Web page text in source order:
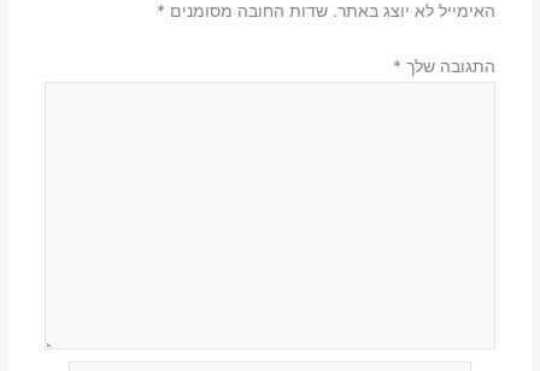
האימייל לא יוצג באתר. שדות החובה מסומנים *
התגובה שלך *